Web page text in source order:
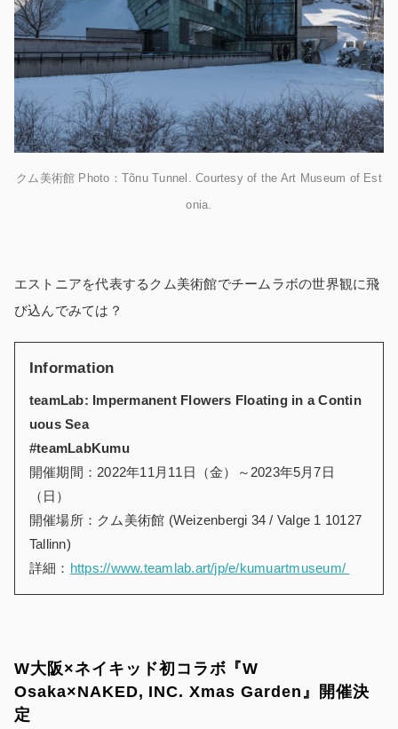
クム美術館 Photo：Tõnu Tunnel. Courtesy of the Art Museum of Est
onia.
エストニアを代表するクム美術館でチームラボの世界観に飛
び込んでみては？
Information
teamLab: Impermanent Flowers Floating in a Contin
uous Sea
#teamLabKumu
開催期間：2022年11月11日（金）～2023年5月7日
（日）
開催場所：クム美術館 (Weizenbergi 34 / Valge 1 10127
Tallinn)
詳細： https://www.teamlab.art/jp/e/kumuartmuseum/
W大阪×ネイキッド初コラボ『W
Osaka×NAKED, INC. Xmas Garden』開催決
定